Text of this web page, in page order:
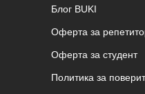
Блог BUKI
Оферта за
Оферта за студент
Политика за